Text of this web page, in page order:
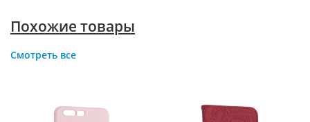
Похожие товары
Смотреть все